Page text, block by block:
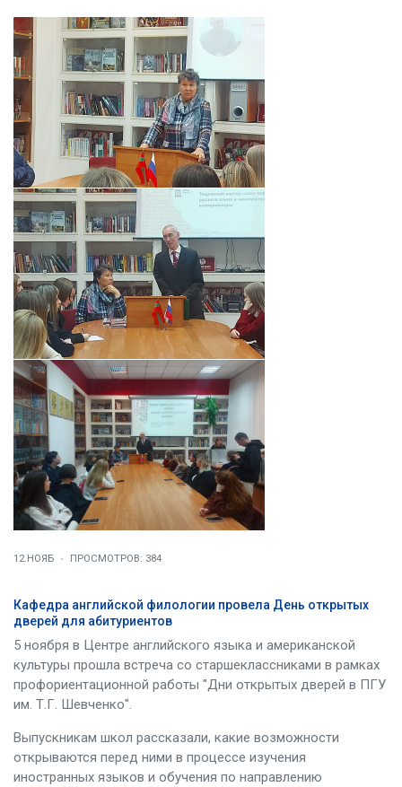
12.НОЯБ ПРОСМОТРОВ: 384
Кафедра английской филологии провела День открытых
дверей для абитуриентов
5 ноября в Центре английского языка и американской
культуры прошла встреча со старшеклассниками в рамках
профориентационной работы "Дни открытых дверей в ПГУ
им. Т.Г. Шевченко".
Выпускникам школ рассказали, какие возможности
открываются перед ними в процессе изучения
иностранных языков и обучения по направлению